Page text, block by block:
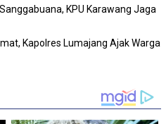
KPU Karawang Jaga
Kapolres Lumajang Ajak Warga